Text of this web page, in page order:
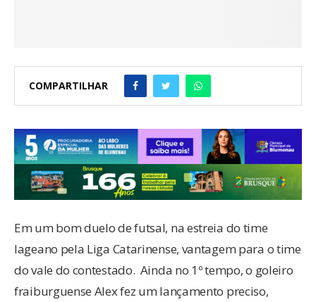
COMPARTILHAR
Em um bom duelo de futsal, na estreia do time
lageano pela Liga Catarinense, vantagem para o time
do vale do contestado. Ainda no 1º tempo, o goleiro
fraiburguense Alex fez um lançamento preciso,